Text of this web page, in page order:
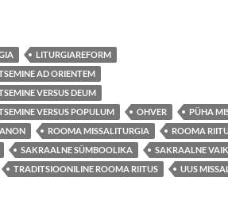
LITURGIAREFORM
AD ORIENTEM
VERSUS DEUM
VERSUS POPULUM
OHVER
PÜHA
ROOMA MISSALITURGIA
ROOMA
SAKRAALNE SÜMBOOLIKA
SAKRAALNE
TRADITSIOONILINE ROOMA RIITUS UUS